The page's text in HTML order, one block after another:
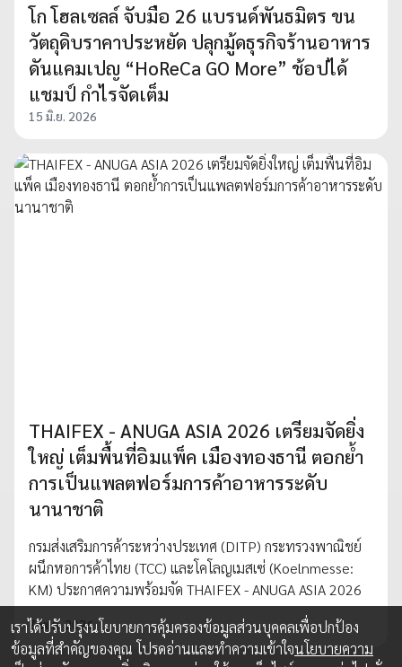
โก โฮลเซลล์ จับมือ 26 แบรนด์พันธมิตร ขน
วัตถุดิบราคาประหยัด ปลุกมู้ดธุรกิจร้านอาหาร
ดันแคมเปญ “HoReCa GO More” ช้อปได้
แชมป์ กำไรจัดเต็ม
15 มิ.ย. 2026
THAIFEX - ANUGA ASIA 2026 เตรียมจัดยิ่ง
ใหญ่ เต็มพื้นที่อิมแพ็ค เมืองทองธานี ตอกย้ำ
การเป็นแพลตฟอร์มการค้าอาหารระดับ
นานาชาติ
กรมส่งเสริมการค้าระหว่างประเทศ (DITP) กระทรวงพาณิชย์
ผนึกหอการค้าไทย (TCC) และโคโลญเมสเซ่ (Koelnmesse:
KM) ประกาศความพร้อมจัด THAIFEX - ANUGA ASIA 2026
7 พ.ค. 2026
เราได้ปรับปรุงนโยบายการคุ้มครองข้อมูลส่วนบุคคลเพื่อปกป้อง
ข้อมูลที่สำคัญของคุณ โปรดอ่านและทำความเข้าใจนโยบายความ